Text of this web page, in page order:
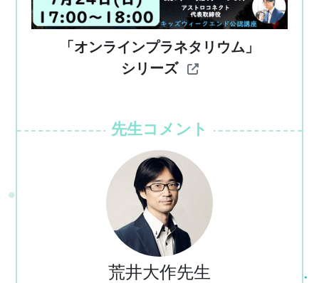
「オンラインプラネタリウム」
シリーズ
先生コメント
荒井大作先生